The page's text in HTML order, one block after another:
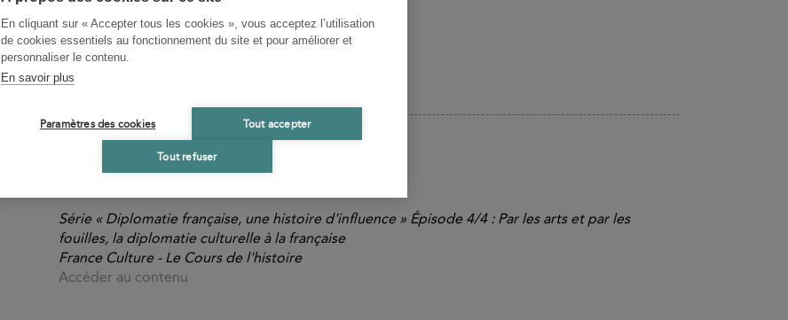
En cliquant sur « Accepter tous les cookies », vous acceptez l’utilisation
de cookies essentiels au fonctionnement du site et pour améliorer et
personnaliser le contenu.
En savoir plus
Paramètres des cookies Tout accepter
Tout refuser
Du pillage légal à la coopération scientifique
Série « Diplomatie française, une histoire d'influence » Épisode 4/4 : Par les arts et par les
fouilles, la diplomatie culturelle à la française
France Culture - Le Cours de l'histoire
Accéder au contenu